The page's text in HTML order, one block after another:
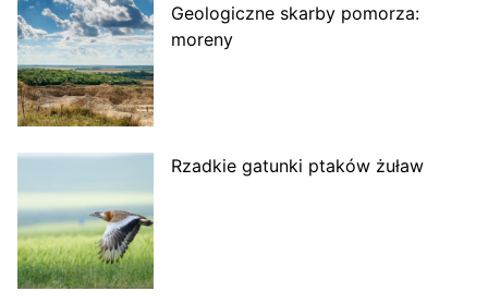
Geologiczne skarby pomorza:
moreny
Rzadkie gatunki ptaków żuław